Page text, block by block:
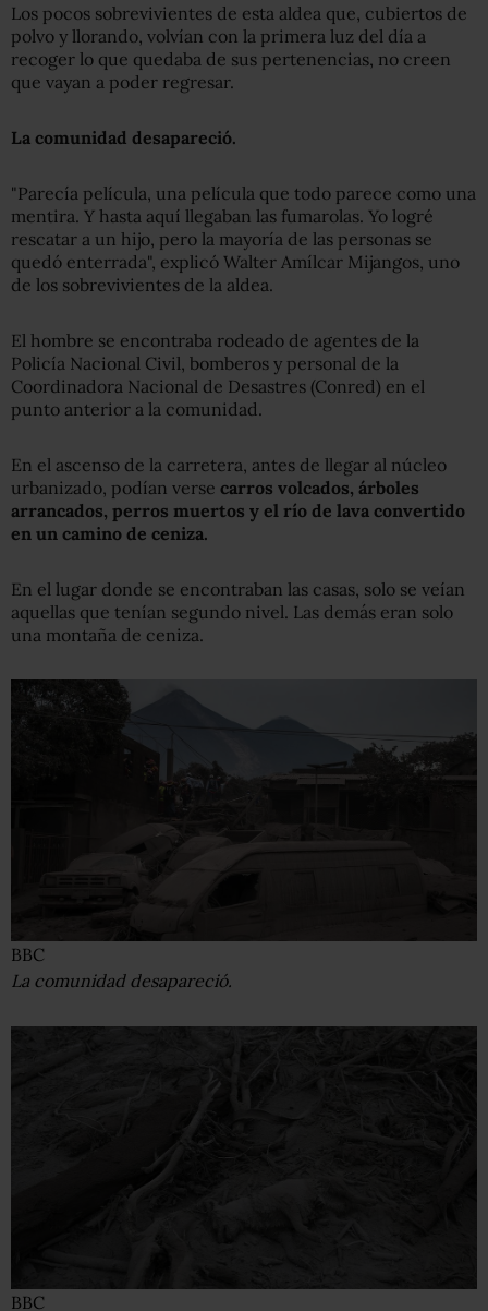
Los pocos sobrevivientes de esta aldea que, cubiertos de
polvo y llorando, volvían con la primera luz del día a
recoger lo que quedaba de sus pertenencias, no creen
que vayan a poder regresar.
La comunidad desapareció.
"Parecía película, una película que todo parece como una
mentira. Y hasta aquí llegaban las fumarolas. Yo logré
rescatar a un hijo, pero la mayoría de las personas se
quedó enterrada", explicó Walter Amílcar Mijangos, uno
de los sobrevivientes de la aldea.
El hombre se encontraba rodeado de agentes de la
Policía Nacional Civil, bomberos y personal de la
Coordinadora Nacional de Desastres (Conred) en el
punto anterior a la comunidad.
En el ascenso de la carretera, antes de llegar al núcleo
urbanizado, podían verse carros volcados, árboles
arrancados, perros muertos y el río de lava convertido
en un camino de ceniza.
En el lugar donde se encontraban las casas, solo se veían
aquellas que tenían segundo nivel. Las demás eran solo
una montaña de ceniza.
BBC
La comunidad desapareció.
BBC